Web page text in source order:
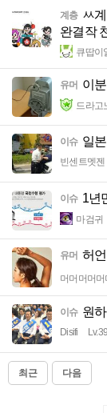
계층 ㅆ
완결작
큐땁이
유머 이
드라고
이슈 일
빈센트멧젠
이슈 1년
마검귀
유머 허
머머머머머
이슈 원
Disifi Lv.39
최근 다음